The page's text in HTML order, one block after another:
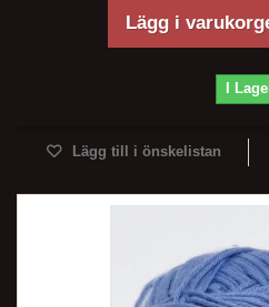
Lägg i
I
Lägg till i önskelistan